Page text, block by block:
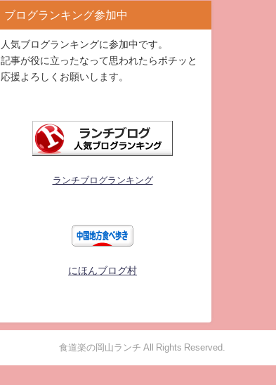
ブログランキング参加中
人気ブログランキングに参加中です。
記事が役に立ったなって思われたらポチッと
応援よろしくお願いします。
ランチブログランキング
にほんブログ村
食道楽の岡山ランチ All Rights Reserved.